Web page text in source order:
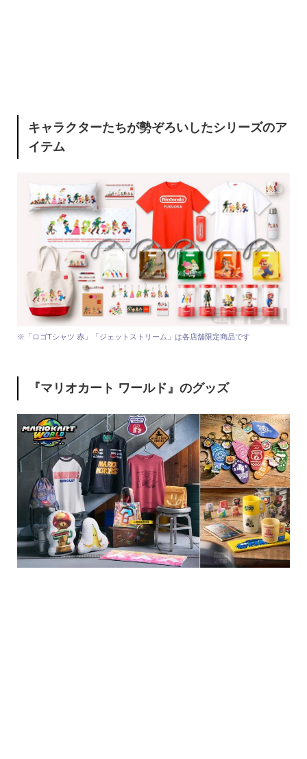
キャラクターたちが勢ぞろいしたシリーズのア
イテム
※「ロゴTシャツ 赤」「ジェットストリーム」は各店舗限定商品です
『マリオカート ワールド』のグッズ